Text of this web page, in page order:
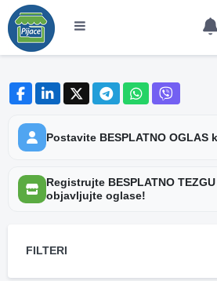
Postavite BESPLATNO OGLAS
Registrujte BESPLATNO
objavljujte oglase!
FILTERI